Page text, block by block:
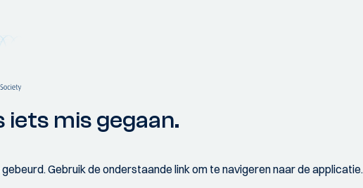
iets mis gegaan.
Gebruik de onderstaande link om te navigeren naar de applicatie.